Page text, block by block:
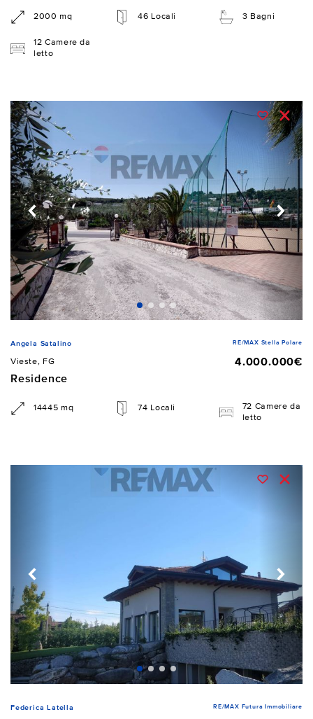
2000 mq 46 Locali 3 Bagni
12 Camere da
letto
Angela Satalino RE/MAX Stella Polare
Vieste, FG
4.000.000€
Residence
14445 mq 74 Locali
72 Camere da
letto
Federica Latella RE/MAX Futura Immobiliare